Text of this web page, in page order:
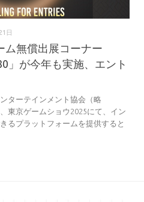
日
ム無償出展コーナー
」が今年も実施、エント
ターテインメント協会（略
東京ゲームショウ2025にて、イン
るプラットフォームを提供すると